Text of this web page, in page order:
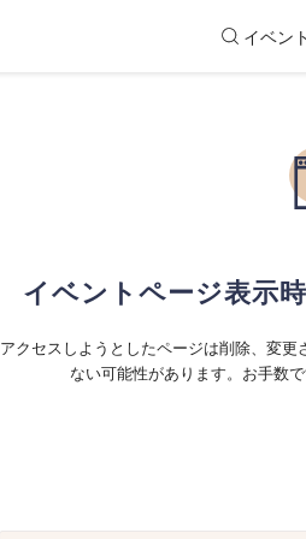
イベン
イベントページ表示
アクセスしようとしたページは削除、変
ない可能性があります。お手数